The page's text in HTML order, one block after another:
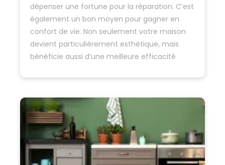
dépenser une fortune pour la réparation. C’est
également un bon moyen pour gagner en
confort de vie. Non seulement votre maison
devient particulièrement esthétique, mais
bénéficie aussi d’une meilleure efficacité
travaux de rénovation.